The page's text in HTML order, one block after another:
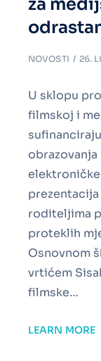
za
NOVOSTI 26.
U sklopu
filmskoj i
obrazovanja
elektroničke
roditeljima
proteklih
Osnovnom
vrtićem
filmske…
LEARN MORE